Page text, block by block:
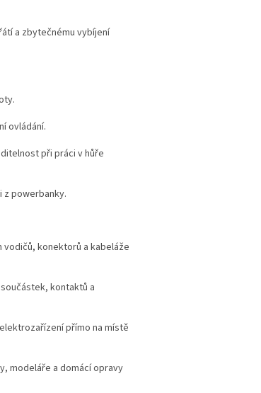
shopu
a zbytečnému vybíjení
ovládání.
při práci v hůře
z powerbanky.
konektorů a kabeláže
kontaktů a
přímo na místě
modeláře a domácí opravy